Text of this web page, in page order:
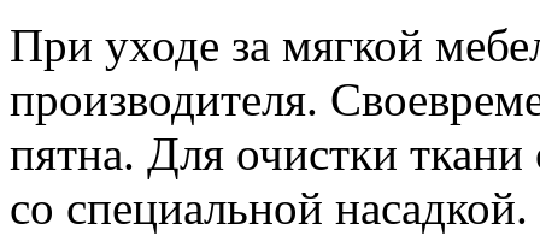
При уходе за мягкой
производителя.
пятна. Для очистки
со специальной насадкой.